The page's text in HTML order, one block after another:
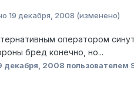
19 декабря, 2008 (изменено)
оператором
бред конечно, но...
декабря, 2008 пользователем